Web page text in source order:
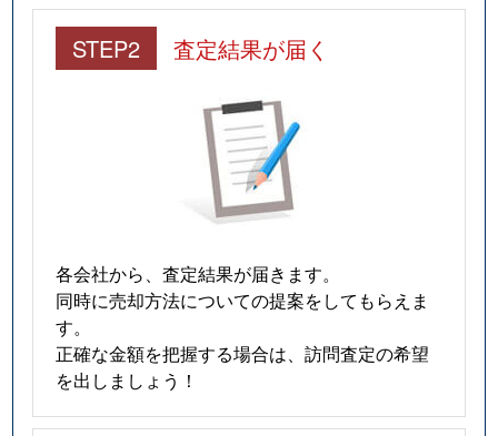
STEP2 査定結果が届く
各会社から、査定結果が届きます。
同時に売却方法についての提案をしてもらえま
す。
正確な金額を把握する場合は、訪問査定の希望
を出しましょう！